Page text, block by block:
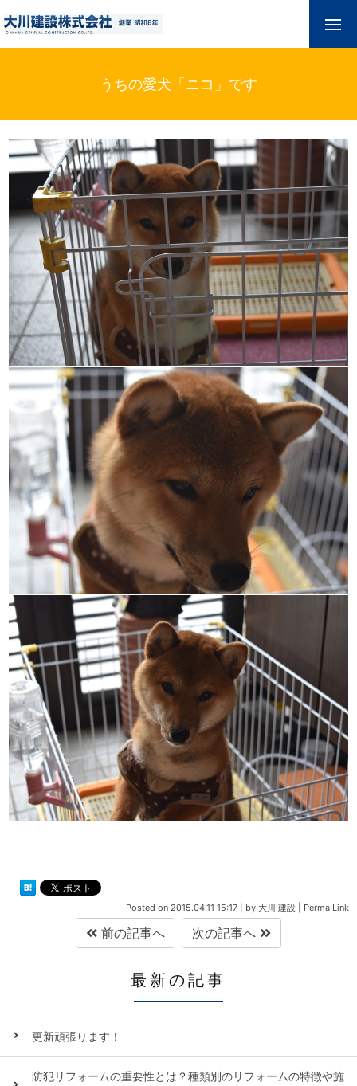
うちの愛犬「ニコ」です
Posted on 2015.04.11 15:17 by 大川 建設 Perma Link
前の記事へ 次の記事へ
最新の記事
更新頑張ります！
防犯リフォームの重要性とは？種類別のリフォームの特徴や施